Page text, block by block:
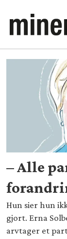
Tag:
– Alle
Hun sier hun
gjort. Erna
arvtager et